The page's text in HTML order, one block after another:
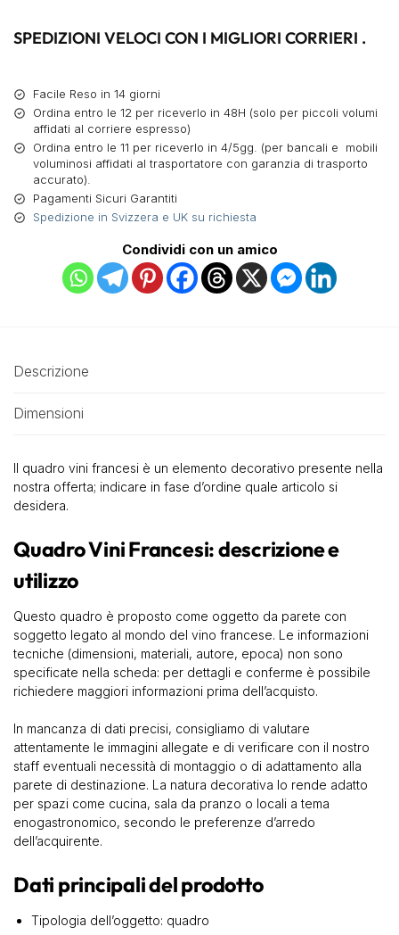
SPEDIZIONI VELOCI CON I MIGLIORI CORRIERI .
Facile Reso in 14 giorni
Ordina entro le 12 per riceverlo in 48H (solo per piccoli volumi
affidati al corriere espresso)
Ordina entro le 11 per riceverlo in 4/5gg. (per bancali e mobili
voluminosi affidati al trasportatore con garanzia di trasporto
accurato).
Pagamenti Sicuri Garantiti
Spedizione in Svizzera e UK su richiesta
Condividi con un amico
Descrizione
Dimensioni
Il quadro vini francesi è un elemento decorativo presente nella
nostra offerta; indicare in fase d’ordine quale articolo si
desidera.
Quadro Vini Francesi: descrizione e
utilizzo
Questo quadro è proposto come oggetto da parete con
soggetto legato al mondo del vino francese. Le informazioni
tecniche (dimensioni, materiali, autore, epoca) non sono
specificate nella scheda: per dettagli e conferme è possibile
richiedere maggiori informazioni prima dell’acquisto.
In mancanza di dati precisi, consigliamo di valutare
attentamente le immagini allegate e di verificare con il nostro
staff eventuali necessità di montaggio o di adattamento alla
parete di destinazione. La natura decorativa lo rende adatto
per spazi come cucina, sala da pranzo o locali a tema
enogastronomico, secondo le preferenze d’arredo
dell’acquirente.
Dati principali del prodotto
Tipologia dell’oggetto: quadro